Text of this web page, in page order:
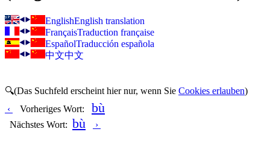
EnglishEnglish translation
FrançaisTraduction française
EspañolTraducción española
中文中文
🔍(Das Suchfeld erscheint hier nur, wenn Sie Cookies erlauben)
‹
Vorheriges Wort: bù
Nächstes Wort: bù ›